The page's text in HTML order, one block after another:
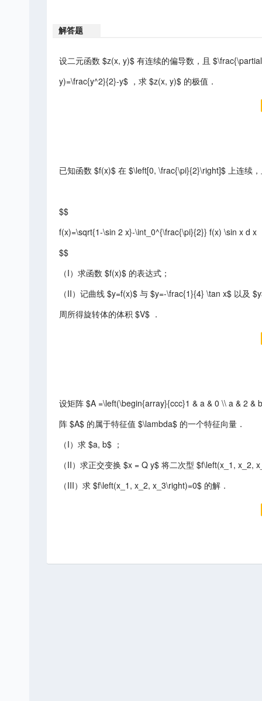
解答题
设二元函数 $z(x, y)$ 有连续的偏导数，且
y)=\frac{y^2}{2}-y$ ，求 $z(x, y)$ 的极值．
已知函数 $f(x)$ 在 $\left[0, \frac{\pi}{2}\right]$ 上连续
$$
f(x)=\sqrt{1-\sin 2 x}-\int_0^{\frac{\pi}{2}} f(x) \sin x d x
$$
（I）求函数 $f(x)$ 的表达式；
（II）记曲线 $y=f(x)$ 与 $y=-\frac{1}{4} \tan x$ 以及
周所得旋转体的体积 $V$ ．
设矩阵 $A =\left(\begin{array}{ccc}1 & a & 0 \\ a & 2
阵 $A$ 的属于特征值 $\lambda$ 的一个特征向量．
（I）求 $a, b$ ；
（II）求正交变换 $x = Q y$ 将二次型 $f\left(x_1, x_2,
（III）求 $f\left(x_1, x_2, x_3\right)=0$ 的解．